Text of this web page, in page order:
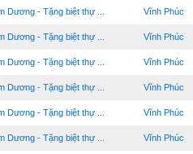
Dương - Tặng biệt thự ... Vĩnh Phúc
Dương - Tặng biệt thự ... Vĩnh Phúc
Dương - Tặng biệt thự ... Vĩnh Phúc
Dương - Tặng biệt thự ... Vĩnh Phúc
Dương - Tặng biệt thự ... Vĩnh Phúc
Dương - Tặng biệt thự ... Vĩnh Phúc